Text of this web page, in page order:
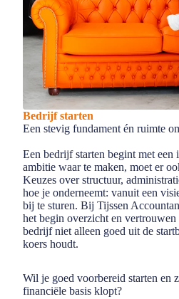
Bedrijf starten
Een stevig fundament én ruimte
Een bedrijf starten begint met een
ambitie waar te maken, moet er
Keuzes over structuur,
hoe je onderneemt: vanuit een
bij te sturen. Bij Tijssen
het begin overzicht en vertrouwen
bedrijf niet alleen goed uit de
koers houdt.
Wil je goed voorbereid starten en
financiële basis klopt?